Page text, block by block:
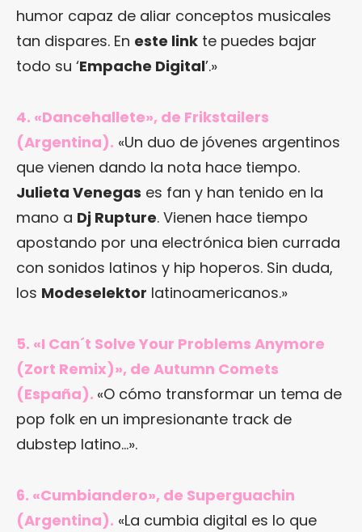
humor capaz de aliar conceptos musicales
tan dispares. En este link te puedes bajar
todo su ‘Empache Digital’.»
4. «Dancehallete», de Frikstailers
(Argentina). «Un duo de jóvenes argentinos
que vienen dando la nota hace tiempo.
Julieta Venegas es fan y han tenido en la
mano a Dj Rupture. Vienen hace tiempo
apostando por una electrónica bien currada
con sonidos latinos y hip hoperos. Sin duda,
los Modeselektor latinoamericanos.»
5. «I Can´t Solve Your Problems Anymore
(Zort Remix)», de Autumn Comets
(España). «O cómo transformar un tema de
pop folk en un impresionante track de
dubstep latino…».
6. «Cumbiandero», de Superguachin
(Argentina). «La cumbia digital es lo que